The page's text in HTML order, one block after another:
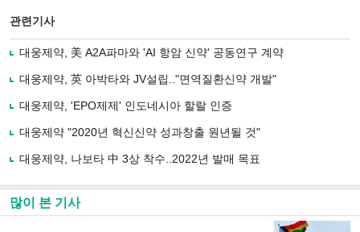
로
기
사
유
기
관련기사
대웅제약, 美 A2A파마와 'AI 항암 신약' 공동연구 계약
대웅제약, 英 아박타와 JV설립.."면역질환신약 개발"
대웅제약, 'EPO제제' 인도네시아 할랄 인증
대웅제약 "2020년 혁신신약 성과창출 원년될 것"
대웅제약, 나보타 中 3상 착수..2022년 발매 목표
많이 본 기사